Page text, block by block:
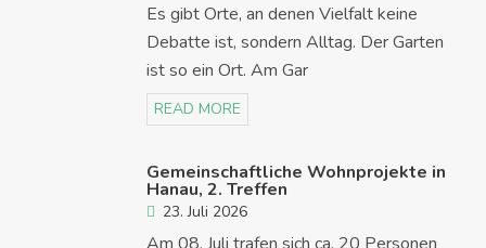
Es gibt Orte, an denen Vielfalt keine
Debatte ist, sondern Alltag. Der Garten
ist so ein Ort. Am Gar
READ MORE
Gemeinschaftliche Wohnprojekte in
Hanau, 2. Treffen
23. Juli 2026